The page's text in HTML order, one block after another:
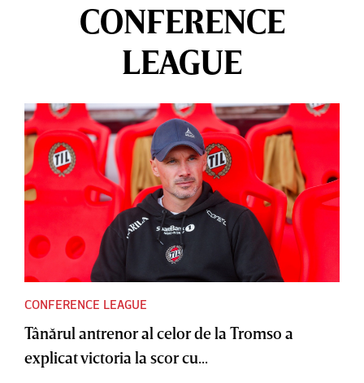
CONFERENCE
LEAGUE
CONFERENCE LEAGUE
Tânărul antrenor al celor de la Tromso a
explicat victoria la scor cu...